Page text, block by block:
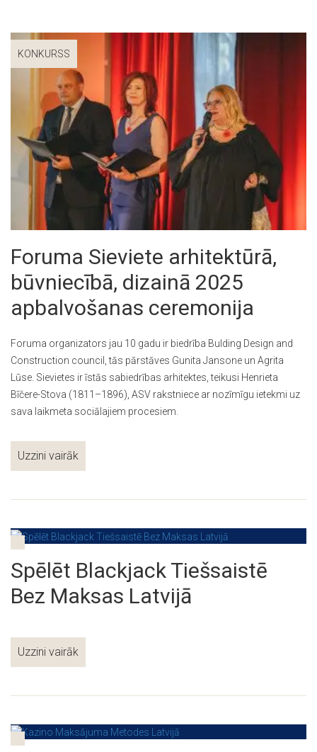
KONKURSS
Foruma Sieviete arhitektūrā,
būvniecībā, dizainā 2025
apbalvošanas ceremonija
Foruma organizators jau 10 gadu ir biedrība Bulding Design and
Construction council, tās pārstāves Gunita Jansone un Agrita
Lūse. Sievietes ir īstās sabiedrības arhitektes, teikusi Henrieta
Bīčere-Stova (1811–1896), ASV rakstniece ar nozīmīgu ietekmi uz
sava laikmeta sociālajiem procesiem.
Uzzini vairāk
Spēlēt Blackjack Tiešsaistē
Bez Maksas Latvijā
Uzzini vairāk